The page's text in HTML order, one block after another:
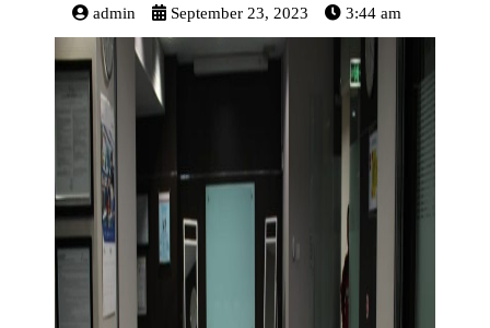
admin September 23, 2023 3:44 am